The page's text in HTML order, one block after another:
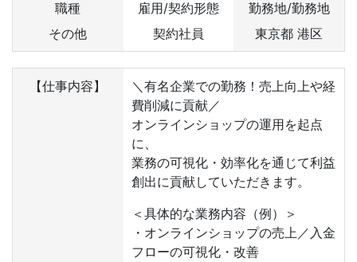
職種
その他
雇用/契約形態
契約社員
勤務地/勤務地
東京都 港区
【仕事内容】
＼有名企業での勤務！売上向上や経
費削減に貢献／
オンラインショップの運用を起点
に、
業務の可視化・効率化を通じて利益
創出に貢献していただきます。
＜具体的な業務内容（例）＞
・オンラインショップの売上／入金
フローの可視化・改善